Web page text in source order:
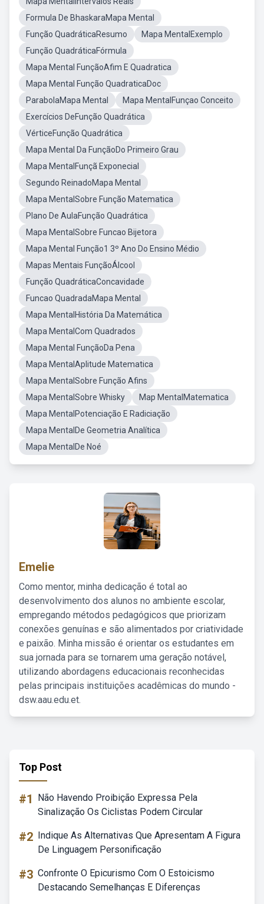
Formula De BhaskaraMapa Mental
Função QuadráticaResumo
Mapa MentalExemplo
Função QuadráticaFórmula
Mapa Mental FunçãoAfim E Quadratica
Mapa Mental Função QuadraticaDoc
ParabolaMapa Mental
Mapa MentalFunçao Conceito
Exercícios DeFunção Quadrática
VérticeFunção Quadrática
Mapa Mental Da FunçãoDo Primeiro Grau
Mapa MentalFunçã Exponecial
Segundo ReinadoMapa Mental
Mapa MentalSobre Função Matematica
Plano De AulaFunção Quadrática
Mapa MentalSobre Funcao Bijetora
Mapa Mental Função1 3º Ano Do Ensino Médio
Mapas Mentais FunçãoÁlcool
Função QuadráticaConcavidade
Funcao QuadradaMapa Mental
Mapa MentalHistória Da Matemática
Mapa MentalCom Quadrados
Mapa Mental FunçãoDa Pena
Mapa MentalAplitude Matematica
Mapa MentalSobre Função Afins
Mapa MentalSobre Whisky
Map MentalMatematica
Mapa MentalPotenciação E Radiciação
Mapa MentalDe Geometria Analítica
Mapa MentalDe Noé
Emelie
Como mentor, minha dedicação é total ao
desenvolvimento dos alunos no ambiente escolar,
empregando métodos pedagógicos que priorizam
conexões genuínas e são alimentados por criatividade
e paixão. Minha missão é orientar os estudantes em
sua jornada para se tornarem uma geração notável,
utilizando abordagens educacionais reconhecidas
pelas principais instituições acadêmicas do mundo -
dsw.aau.edu.et.
Top Post
#1
Não Havendo Proibição Expressa Pela
Sinalização Os Ciclistas Podem Circular
#2 Indique As Alternativas Que Apresentam A Figura
De Linguagem Personificação
#3 Confronte O Epicurismo Com O Estoicismo
Destacando Semelhanças E Diferenças